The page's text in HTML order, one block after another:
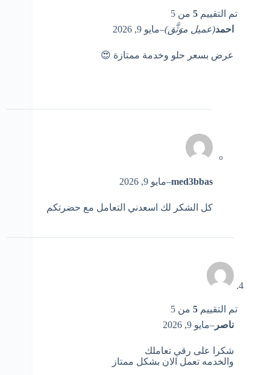
تم التقييم 5من 5
احمد(عميل موَثَّق)–مايو 9, 2026
عرض بسعر حلو وخدمة ممتازة 😍
med3bbas
–مايو 9, 2026
كل الشكر لك اسعدني التعامل مع حضرتكم
تم التقييم 5من 5
ناصر –مايو 9, 2026
شكرا على رقي تعاملك
والخدمه تعمل الان بشكل ممتاز